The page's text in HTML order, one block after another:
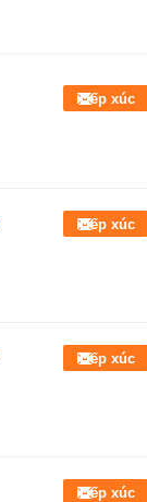
Tiếp xúc
Tiếp xúc
Tiếp xúc
Tiếp xúc